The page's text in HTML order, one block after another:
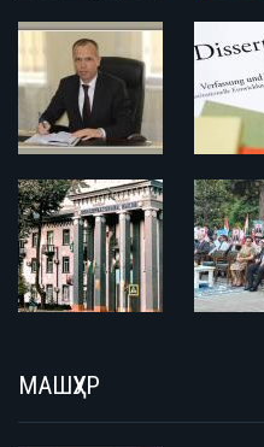
МАШҲУР